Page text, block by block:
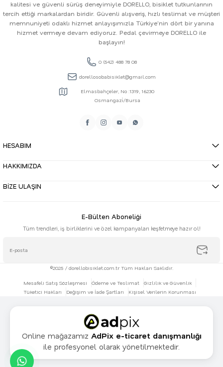
kalitesi ve güvenli sürüş deneyimiyle DORELLO, bisiklet tutkunlarının
tercih ettiği markalardan biridir. Güvenli alışveriş, hızlı teslimat ve müşteri
memnuniyeti odaklı hizmet anlayışımızla Türkiye'nin dört bir yanına
hizmet vermeye devam ediyoruz. Pedal çevirmeye DORELLO ile
başlayın!
0 (542) 488 78 08
dorellosobabisiklet@gmail.com
Elmasbahçeler, No :1319, 16230
Osmangazi̇/Bursa
HESABIM
HAKKIMIZDA
BİZE ULAŞIN
E-Bülten Aboneliği
Tüm trendleri, iş birliklerini ve özel kampanyaları keşfetmeye hazır ol!
©2025 / dorellobisiklet.com.tr Tüm Hakları Saklıdır.
Mesafeli Satış Sözleşmesi Ödeme ve Teslimat
Gizlilik ve Güvenlik
Tüketici Hakları
Değişim ve İade Şartları Kişisel Verilerin Korunması
Online mağazamız AdPix e-ticaret danışmanlığı
ile profesyonel olarak yönetilmektedir.